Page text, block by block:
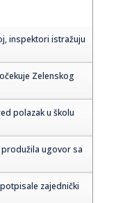
inspektori istražuju
Zelenskog
polazak u školu
produžila ugovor sa
zajednički